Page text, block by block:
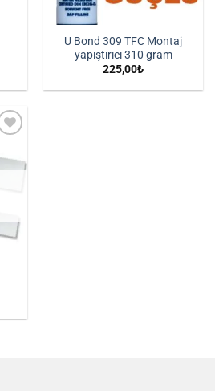
2.500,00₺
U Bond 309 TFC Montaj
yapıştırıcı 310 gram
225,00₺